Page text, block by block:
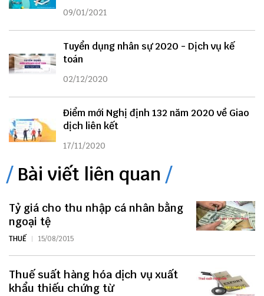
09/01/2021
Tuyển dụng nhân sự 2020 - Dịch vụ kế
toán
02/12/2020
Điểm mới Nghị định 132 năm 2020 về Giao
dịch liên kết
17/11/2020
Bài viết liên quan
Tỷ giá cho thu nhập cá nhân bằng
ngoại tệ
THUẾ 15/08/2015
Thuế suất hàng hóa dịch vụ xuất
khẩu thiếu chứng từ